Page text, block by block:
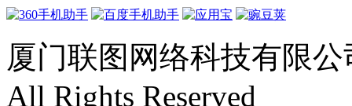
厦门联图网络科技有限公
All Rights Reserved